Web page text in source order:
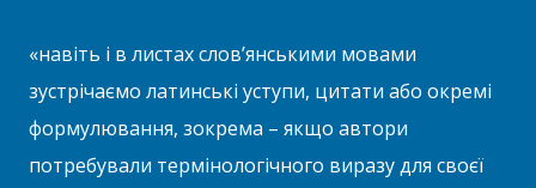
«навіть і в листах слов’янськими мовами
зустрічаємо латинські уступи, цитати або окремі
формулювання, зокрема – якщо автори
потребували термінологічного виразу для своєї